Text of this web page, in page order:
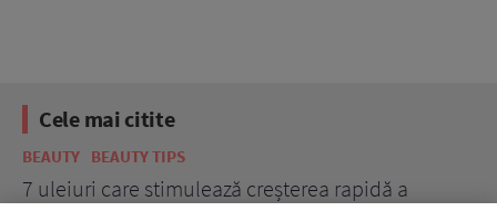
Cele mai citite
BEAUTY BEAUTY TIPS
7 uleiuri care stimulează creșterea rapidă a